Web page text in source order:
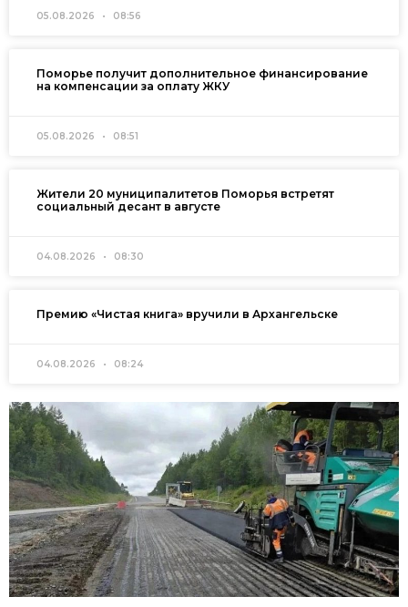
05.08.2026 08:56
Поморье получит дополнительное финансирование
на компенсации за оплату ЖКУ
05.08.2026 08:51
Жители 20 муниципалитетов Поморья встретят
социальный десант в августе
04.08.2026 08:30
Премию «Чистая книга» вручили в Архангельске
04.08.2026 08:24